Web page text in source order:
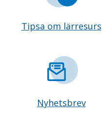
Tipsa om lärresurs
Nyhetsbrev